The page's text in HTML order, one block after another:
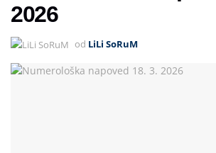
2026
od LiLi SoRuM